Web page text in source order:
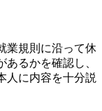
業規則に沿って休
るかを確認し、
人に内容を十分説